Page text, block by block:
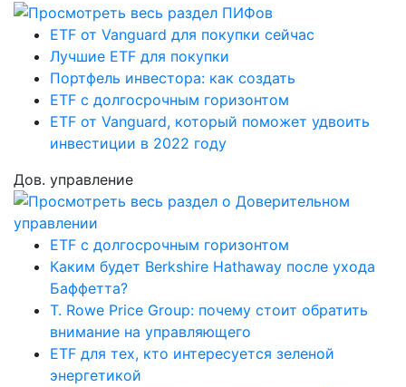
ETF от Vanguard для покупки сейчас
Лучшие ETF для покупки
Портфель инвестора: как создать
ETF с долгосрочным горизонтом
ETF от Vanguard, который поможет удвоить
инвестиции в 2022 году
Дов. управление
ETF с долгосрочным горизонтом
Каким будет Berkshire Hathaway после ухода
Баффетта?
T. Rowe Price Group: почему стоит обратить
внимание на управляющего
ETF для тех, кто интересуется зеленой
энергетикой